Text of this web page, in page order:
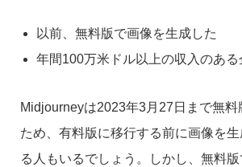
以前、無料版で画像を生成した
年間100万米ドル以上の収入のある
Midjourneyは2023年3月27日まで無料
ため、有料版に移行する前に画像を
る人もいるでしょう。しかし、無料